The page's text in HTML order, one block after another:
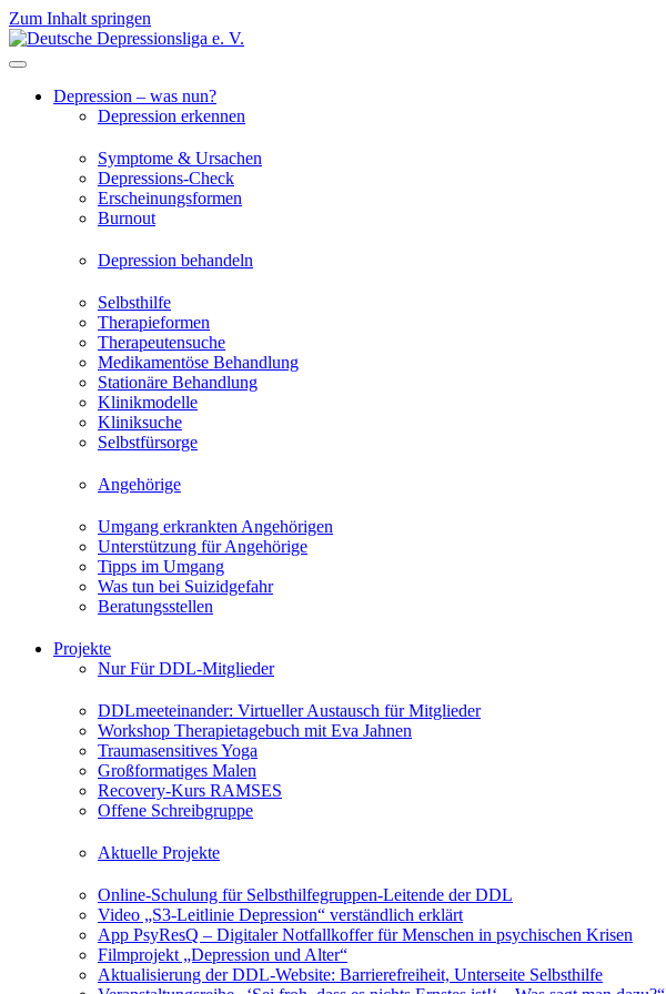
Zum Inhalt springen
Depression – was nun?
Depression erkennen
Symptome & Ursachen
Depressions-Check
Erscheinungsformen
Burnout
Depression behandeln
Selbsthilfe
Therapieformen
Therapeutensuche
Medikamentöse Behandlung
Stationäre Behandlung
Klinikmodelle
Kliniksuche
Selbstfürsorge
Angehörige
Umgang erkrankten Angehörigen
Unterstützung für Angehörige
Tipps im Umgang
Was tun bei Suizidgefahr
Beratungsstellen
Projekte
Nur Für DDL-Mitglieder
DDLmeeteinander: Virtueller Austausch für Mitglieder
Workshop Therapietagebuch mit Eva Jahnen
Traumasensitives Yoga
Großformatiges Malen
Recovery-Kurs RAMSES
Offene Schreibgruppe
Aktuelle Projekte
Online-Schulung für Selbsthilfegruppen-Leitende der DDL
Video „S3-Leitlinie Depression“ verständlich erklärt
App PsyResQ – Digitaler Notfallkoffer für Menschen in psychischen Krisen
Filmprojekt „Depression und Alter“
Aktualisierung der DDL-Website: Barrierefreiheit, Unterseite Selbsthilfe